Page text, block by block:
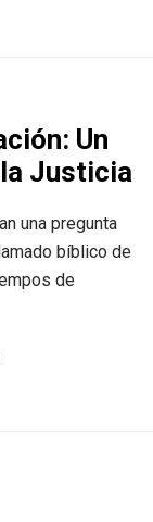
Un
Justicia
una pregunta
bíblico de
de